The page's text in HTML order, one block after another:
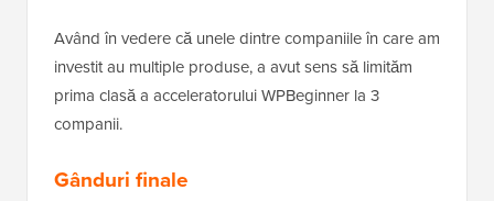
Având în vedere că unele dintre companiile în care am
investit au multiple produse, a avut sens să limităm
prima clasă a acceleratorului WPBeginner la 3
companii.
Gânduri finale